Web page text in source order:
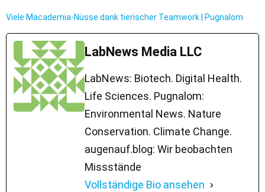
Viele Macademia-Nüsse dank tierischer Teamwork | Pugnalom
LabNews Media LLC
LabNews: Biotech. Digital Health.
Life Sciences. Pugnalom:
Environmental News. Nature
Conservation. Climate Change.
augenauf.blog: Wir beobachten
Missstände
Vollständige Bio ansehen